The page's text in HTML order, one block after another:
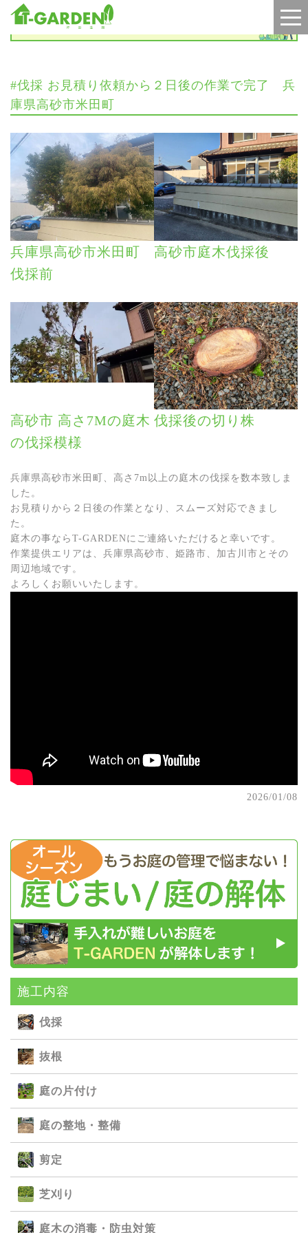
施工実績
施⼯内容
伐採
抜根
庭の⽚付け
庭の整地・整備
剪定
芝刈り
庭⽊の消毒・防⾍対策
#伐採 お見積り依頼から２日後の作業で完了 兵
庫県高砂市米田町
兵庫県高砂市米田町
伐採前
高砂市庭木伐採後
高砂市 高さ7Mの庭木
の伐採模様
伐採後の切り株
兵庫県高砂市米田町、高さ7m以上の庭木の伐採を数本致しま
した。
お見積りから２日後の作業となり、スムーズ対応できまし
た。
庭木の事ならT-GARDENにご連絡いただけると幸いです。
作業提供エリアは、兵庫県高砂市、姫路市、加古川市とその
周辺地域です。
よろしくお願いいたします。
2026/01/08